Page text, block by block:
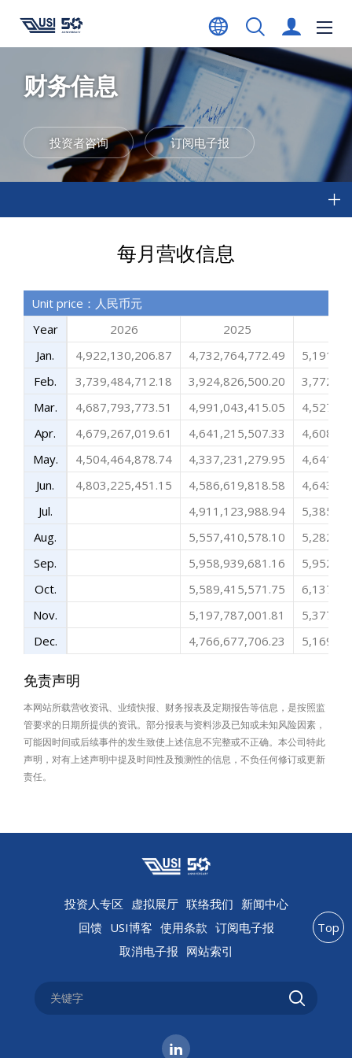
财务信息
投资者咨询 订阅电子报
每月营收信息
Unit price ： 人民币元
Year
2026 2025
Jan.
4,922,130,206.87 4,732,764,772.49
Feb.
3,739,484,712.18 3,924,826,500.20
Mar.
4,687,793,773.51 4,991,043,415.05
Apr.
4,679,267,019.61 4,641,215,507.33
May.
4,504,464,878.74 4,337,231,279.95
Jun.
4,803,225,451.15 4,586,619,818.58
Jul.
4,911,123,988.94
Aug.
5,557,410,578.10
Sep.
5,958,939,681.16
Oct.
5,589,415,571.75
Nov.
5,197,787,001.81
Dec.
4,766,677,706.23
免责声明
本网站所载营收资讯、业绩快报、财务报表及定期报告等信息，是按照监
管要求的日期所提供的资讯。部分报表与资料涉及已知或未知风险因素，
可能因时间或后续事件的发生致使上述信息不完整或不正确。本公司特此
声明，对有上述声明中提及时间性及预测性的信息，不负任何修订或更新
责任。
投资人专区 虚拟展厅 联络我们 新闻中心
回馈 USI博客 使用条款 订阅电子报
取消电子报 网站索引
Top